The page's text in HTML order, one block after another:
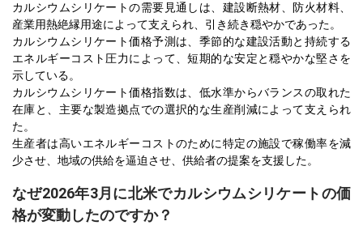
カルシウムシリケートの需要見通しは、建設断熱材、防火材料、
産業用熱絶縁用途によって支えられ、引き続き穏やかであった。
カルシウムシリケート価格予測は、季節的な建設活動と持続する
エネルギーコスト圧力によって、短期的な安定と穏やかな堅さを
示している。
カルシウムシリケート価格指数は、低水準からバランスの取れた
在庫と、主要な製造拠点での選択的な生産削減によって支えられ
た。
生産者は高いエネルギーコストのために特定の施設で稼働率を減
少させ、地域の供給を逼迫させ、供給者の提案を支援した。
なぜ2026年3月に北米でカルシウムシリケートの価
格が変動したのですか？